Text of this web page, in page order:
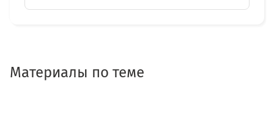
Материалы по теме